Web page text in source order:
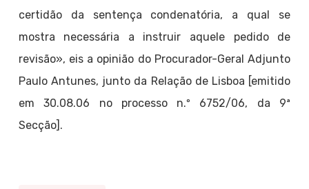
certidão da sentença condenatória, a qual se
mostra necessária a instruir aquele pedido de
revisão», eis a opinião do Procurador-Geral Adjunto
Paulo Antunes, junto da Relação de Lisboa [emitido
em 30.08.06 no processo n.º 6752/06, da 9ª
Secção].